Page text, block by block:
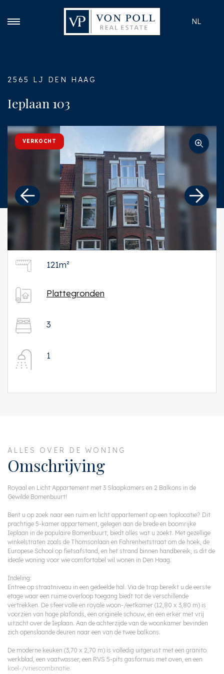
NL
2565 LJ DEN HAAG
Ieplaan 103
VERKOCHT
121m²
Plattegronden
3
1
ALLES OVER DE WONING
Omschrijving
Royaal en Licht Appartement met 3 Slaapkamers en 2 Balkons in de
Gewilde Bomenbuurt!
Bent u op zoek naar een ruim en licht appartement op een toplocatie? Dit
prachtige 5-kamer appartement, gelegen aan de brede en boomrijke
Ieplaan in de populaire Bomenbuurt, biedt alles wat u zoekt. Met gezellige
winkelstraten zoals de Thomsonlaan en Fahrenheitstraat om de hoek, de
Europese School op fietsafstand, en het strand binnen handbereik, is dit de
ideale woning voor wie comfortabel wil wonen in Den Haag.
Indeling:
Entree op straatniveau in een gedeelde hal. Via de trap bereikt u de eerste
etage waar een ruime overloop toegang biedt tot de verschillende
vertrekken. De sfeervolle en royale woon-/eetkamer (12,80 x 3,80 m) is
voorzien van hoge plafonds, een originele schouw, en een erker met vrij
uitzicht over de Ieplaan. Aan de achterzijde van de woonkamer bevinden
zich openslaande deuren naar een van de twee balkons.
De moderne keuken (3,70 x 2,70 m) is volledig uitgerust met een granito
werkblad, een vaatwasser, een RVS 5-pits gasfornuis met oven, en een
koel-/vriescombinatie.